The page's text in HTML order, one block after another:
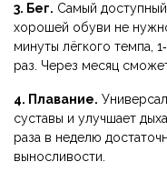
3. Бег. Самый
хорошей обуви не
минуты лёгкого темпа,
раз. Через месяц
4. Плавание.
суставы и улучшает
раза в неделю
выносливости.